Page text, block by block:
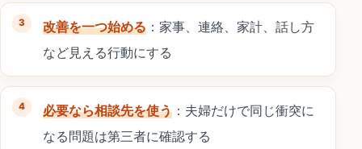
改善を一つ始める ：家事、連絡、家計、話し方
など見える行動にする
必要なら相談先を使う ：夫婦だけで同じ衝突に
なる問題は第三者に確認する